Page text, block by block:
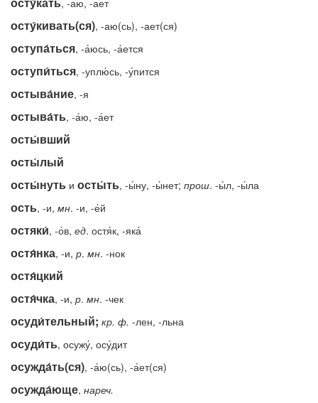
, -аю, -ает
осту́кивать(ся), -аю(сь), -ает(ся)
оступа́ться, -а́юсь, -а́ется
оступи́ться, -уплю́сь, -у́пится
остыва́ние, -я
остыва́ть, -а́ю, -а́ет
осты́вший
осты́лый
осты́нуть и осты́ть, -ы́ну, -ы́нет; прош. -ы́л, -ы́ла
ость, -и, мн. -и, -е́й
остяки́, -о́в, ед. остя́к, -яка́
остя́нка, -и, р. мн. -нок
остя́цкий
остя́чка, -и, р. мн. -чек
осуди́тельный; кр. ф. -лен, -льна
осуди́ть, осужу́, осу́дит
осужда́ть(ся), -а́ю(сь), -а́ет(ся)
осужда́юще, нареч.